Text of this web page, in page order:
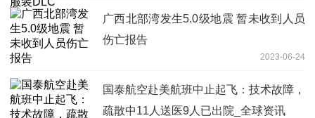
广西北部湾发生5.0级地震 暂未收到人员
伤亡报告
2023-06-24
国泰航空赴美航班中止起飞：技术故障，
疏散中11人送医9人已出院_全球资讯